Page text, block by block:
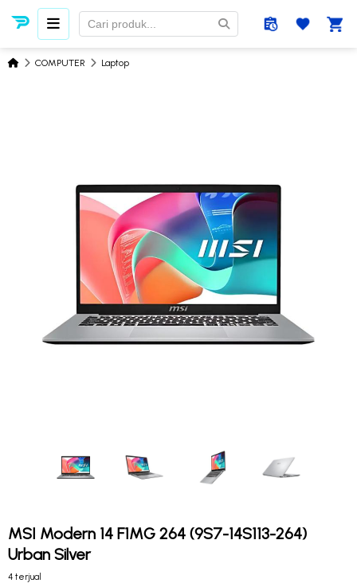
COMPUTER Laptop
MSI Modern 14 F1MG 264 (9S7-14S113-264)
Urban Silver
4 terjual